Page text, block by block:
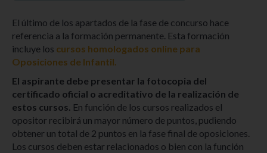
El último de los apartados de la fase de concurso hace
referencia a la formación permanente. Esta formación
incluye los cursos homologados online para
Oposiciones de Infantil.
El aspirante debe presentar la fotocopia del
certificado oficial o acreditativo de la realización de
estos cursos. En función de los cursos realizados el
opositor recibirá un mayor número de puntos, pudiendo
obtener un total de 2 puntos en la fase final de oposiciones.
Los cursos deben estar relacionados o bien con la función